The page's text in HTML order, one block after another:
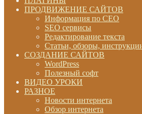
ПРОДВИЖЕНИЕ САЙТОВ
Информация по СЕО
SEO сервисы
Редактирование текста
Статьи, обзоры,
СОЗДАНИЕ САЙТОВ
WordPress
Полезный софт
ВИДЕО УРОКИ
РАЗНОЕ
Новости интернета
Обзор интернета